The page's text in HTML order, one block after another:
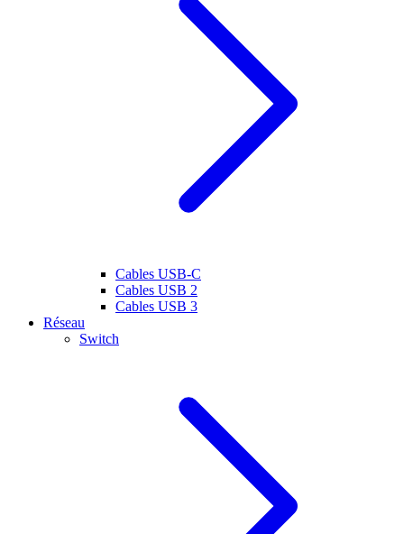
Cables USB-C
Cables USB 2
Cables USB 3
Réseau
Switch